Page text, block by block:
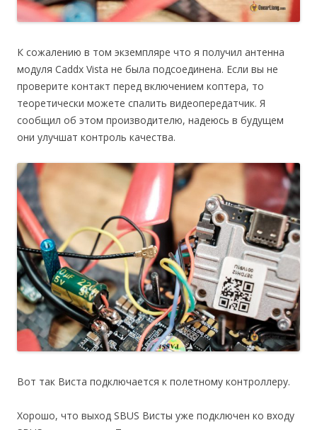
К сожалению в том экземпляре что я получил антенна
модуля Caddx Vista не была подсоединена. Если вы не
проверите контакт перед включением коптера, то
теоретически можете спалить видеопередатчик. Я
сообщил об этом производителю, надеюсь в будущем
они улучшат контроль качества.
Вот так Виста подключается к полетному контроллеру.
Хорошо, что выход SBUS Висты уже подключен ко входу